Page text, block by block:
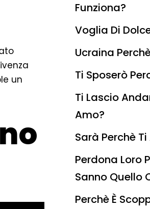
un
Funziona?
Voglia Di
Ucraina
Ti Sposerò
Ti Lascio
Amo?
Sarà Perchè
Perdona Loro
Sanno Quello
Perchè È